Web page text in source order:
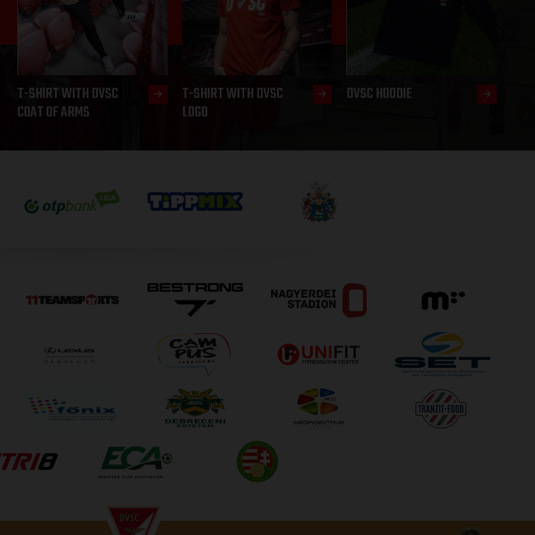
T-SHIRT WITH DVSC
COAT OF ARMS
T-SHIRT WITH DVSC
LOGO
DVSC HOODIE